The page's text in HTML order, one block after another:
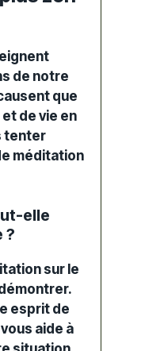
de notre
que
de vie en
tenter
méditation
elle
?
sur le
esprit de
aide à